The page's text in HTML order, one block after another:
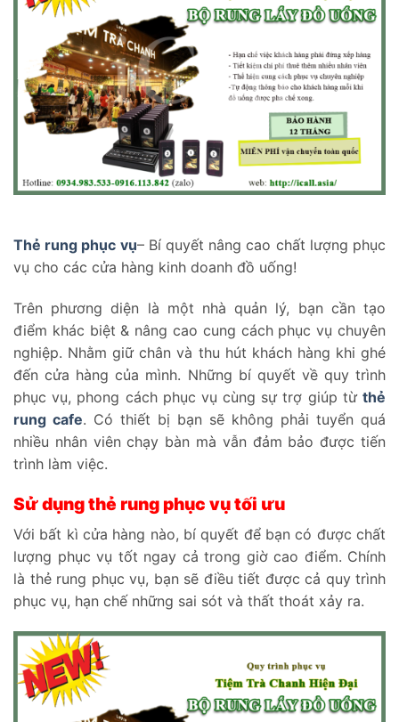
Thẻ rung phục vụ– Bí quyết nâng cao chất lượng phục
vụ cho các cửa hàng kinh doanh đồ uống!
Trên phương diện là một nhà quản lý, bạn cần tạo
điểm khác biệt & nâng cao cung cách phục vụ chuyên
nghiệp. Nhằm giữ chân và thu hút khách hàng khi ghé
đến cửa hàng của mình. Những bí quyết về quy trình
phục vụ, phong cách phục vụ cùng sự trợ giúp từ thẻ
rung cafe. Có thiết bị bạn sẽ không phải tuyển quá
nhiều nhân viên chạy bàn mà vẫn đảm bảo được tiến
trình làm việc.
Sử dụng thẻ rung phục vụ tối ưu
Với bất kì cửa hàng nào, bí quyết để bạn có được chất
lượng phục vụ tốt ngay cả trong giờ cao điểm. Chính
là thẻ rung phục vụ, bạn sẽ điều tiết được cả quy trình
phục vụ, hạn chế những sai sót và thất thoát xảy ra.